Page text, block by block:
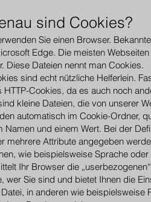
sind Cookies?
Sie einen Browser.
Edge. Die meisten
Diese Dateien nennt man Cookies.
sind echt nützliche Helferlein.
Cookies, da es auch noch
kleine Dateien, die von unserer
automatisch im Cookie-Ordner,
und einem Wert. Bei der
mehrere Attribute angegeben
wie beispielsweise Sprache
Ihr Browser die
Sie sind und bietet Ihnen die
in anderen wie beispielsweise